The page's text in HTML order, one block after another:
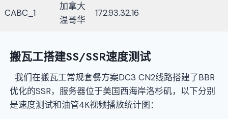
CABC_1
加拿大
温哥华
172.93.32.16
搬瓦工搭建SS/SSR速度测试
我们在搬瓦工常规套餐方案DC3 CN2线路搭建了BBR
优化的SSR，服务器位于美国西海岸洛杉矶，以下分别
是速度测试和油管4K视频播放统计图：